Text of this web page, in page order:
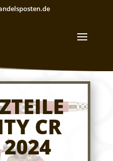
CR
2024